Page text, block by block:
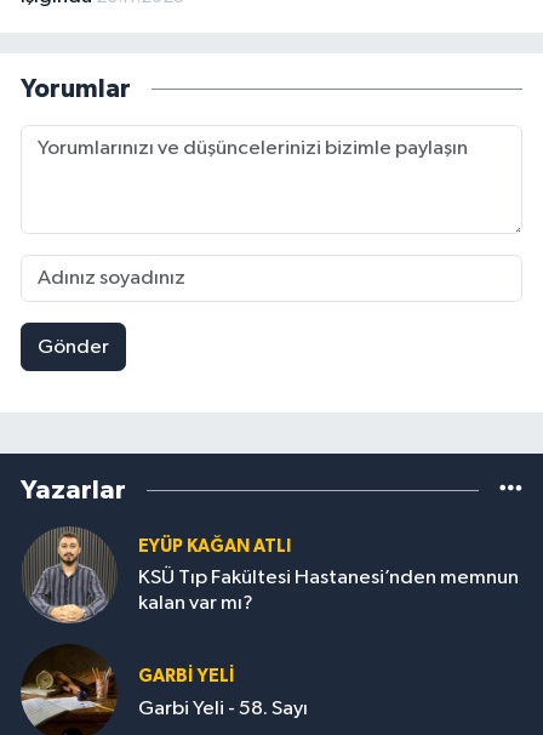
Yorumlar
Gönder
Yazarlar
EYÜP KAĞAN ATLI
KSÜ Tıp Fakültesi Hastanesi’nden memnun
kalan var mı?
GARBI YELI
Garbi Yeli - 58. Sayı